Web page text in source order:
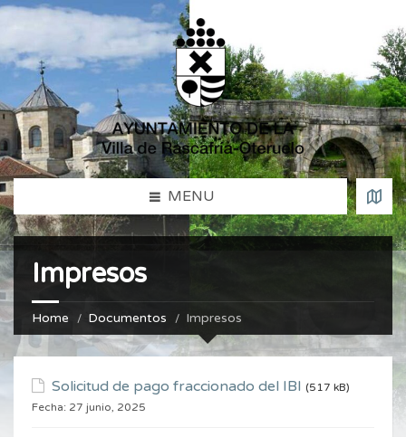
MENU
Impresos
Home Documentos Impresos
Solicitud de pago fraccionado del IBI (517 kB)
Fecha: 27 junio, 2025